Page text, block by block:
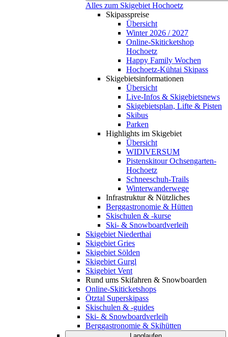
Alles zum Skigebiet Hochoetz
Skipasspreise
Übersicht
Winter 2026 / 2027
Online-Skiticketshop
Hochoetz
Happy Family Wochen
Hochoetz-Kühtai Skipass
Skigebietsinformationen
Übersicht
Live-Infos & Skigebietsnews
Skigebietsplan, Lifte & Pisten
Skibus
Parken
Highlights im Skigebiet
Übersicht
WIDIVERSUM
Pistenskitour Ochsengarten-
Hochoetz
Schneeschuh-Trails
Winterwanderwege
Infrastruktur & Nützliches
Berggastronomie & Hütten
Skischulen & -kurse
Ski- & Snowboardverleih
Skigebiet Niederthai
Skigebiet Gries
Skigebiet Sölden
Skigebiet Gurgl
Skigebiet Vent
Rund ums Skifahren & Snowboarden
Online-Skiticketshops
Ötztal Superskipass
Skischulen & -guides
Ski- & Snowboardverleih
Berggastronomie & Skihütten